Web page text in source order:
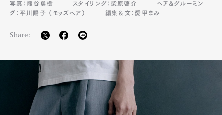
写真：熊谷勇樹
スタイリング：柴原啓介
ヘア&グルーミン
グ：平川陽子 （モッズヘア）
編集＆文：愛甲まみ
Share: